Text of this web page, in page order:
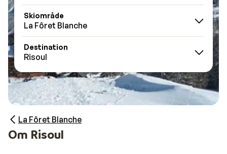
Skiområde
La Fôret Blanche
Destination
Risoul
La Fôret Blanche
Om Risoul